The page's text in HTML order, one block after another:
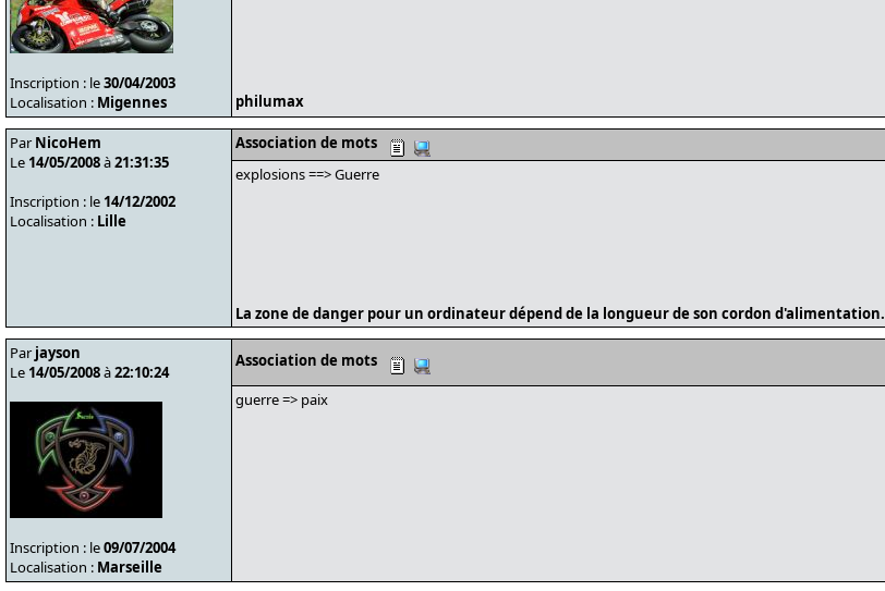
Inscription : le30/04/2003
Localisation : Migennes philumax
Par NicoHem
Le 14/05/2008à21:31:35
Inscription : le 14/12/2002
Localisation : Lille
Association de mots
explosions ==> Guerre
La zone de danger pour un ordinateur dépend de la longueur de son cordon d'alimentation.
Par jayson
Le 14/05/2008à22:10:24
Inscription : le09/07/2004
Localisation : Marseille
Association de mots
guerre => paix